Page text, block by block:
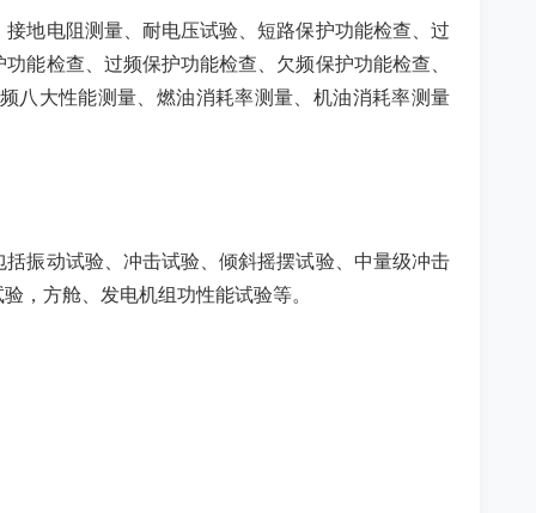
地电阻测量、耐电压试验、短路保护功能检查、过
能检查、过频保护功能检查、欠频保护功能检查、
八大性能测量、燃油消耗率测量、机油消耗率测量
振动试验、冲击试验、倾斜摇摆试验、中量级冲击
，方舱、发电机组功性能试验等。